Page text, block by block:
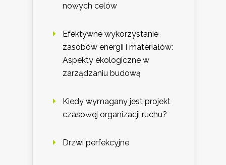
nowych celów
Efektywne wykorzystanie
zasobów energii i materiałów:
Aspekty ekologiczne w
zarządzaniu budową
Kiedy wymagany jest projekt
czasowej organizacji ruchu?
Drzwi perfekcyjne